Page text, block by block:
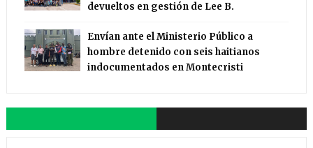
devueltos en gestión de Lee B.
Envían ante el Ministerio Público a
hombre detenido con seis haitianos
indocumentados en Montecristi